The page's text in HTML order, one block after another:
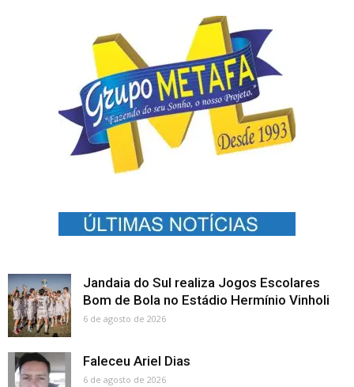
Jandaia do Sul realiza Jogos Escolares
Bom de Bola no Estádio Hermínio Vinholi
6 de agosto de 2026
Faleceu Ariel Dias
6 de agosto de 2026